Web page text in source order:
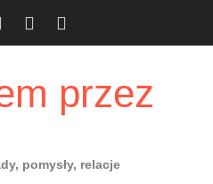
przez
pomysły, relacje